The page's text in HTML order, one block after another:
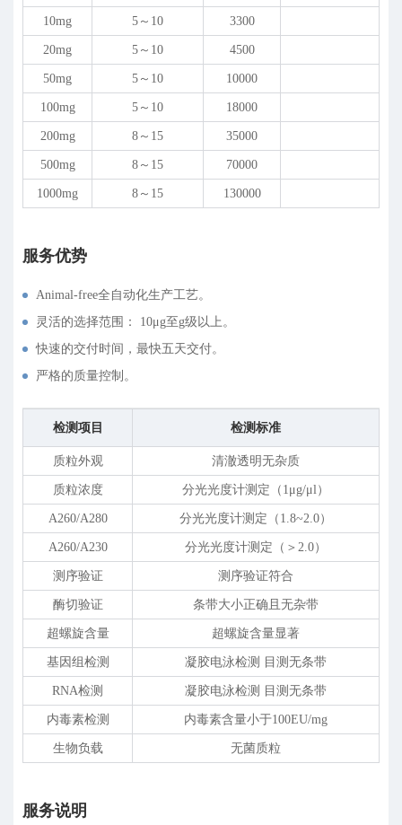
10mg 5～10 3300
20mg 5～10 4500
50mg 5～10 10000
100mg 5～10 18000
200mg 8～15 35000
500mg 8～15 70000
1000mg 8～15 130000
服务优势
Animal-free全自动化生产工艺。
灵活的选择范围： 10μg至g级以上。
快速的交付时间，最快五天交付。
严格的质量控制。
检测项目 检测标准
质粒外观 清澈透明无杂质
质粒浓度 分光光度计测定（1μg/μl）
A260/A280 分光光度计测定（1.8~2.0）
A260/A230 分光光度计测定（＞2.0）
测序验证 测序验证符合
酶切验证 条带大小正确且无杂带
超螺旋含量 超螺旋含量显著
基因组检测 凝胶电泳检测 目测无条带
RNA检测 凝胶电泳检测 目测无条带
内毒素检测 内毒素含量小于100EU/mg
生物负载 无菌质粒
服务说明